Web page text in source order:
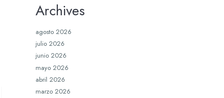
Archives
agosto 2026
julio 2026
junio 2026
mayo 2026
abril 2026
marzo 2026